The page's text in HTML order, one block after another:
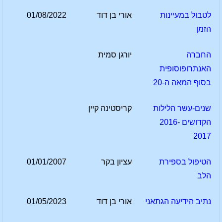
לטבול במעיינות
הזמן
אורי בן דוד 01/08/2022
החברה
האנתרופוסופית
בסוף המאה ה-20
יורגן סמית
שנים-עשר הלילות
הקדושים 2016-
2017
קריסטינה קיין
הטיפול בספירת
הלב
עציון בקר 01/01/2007
נתיב הידיעה הגתאני אורי בן דוד 01/05/2023